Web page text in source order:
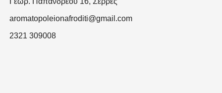
aromatopoleionafroditi@gmail.com
2321 309008